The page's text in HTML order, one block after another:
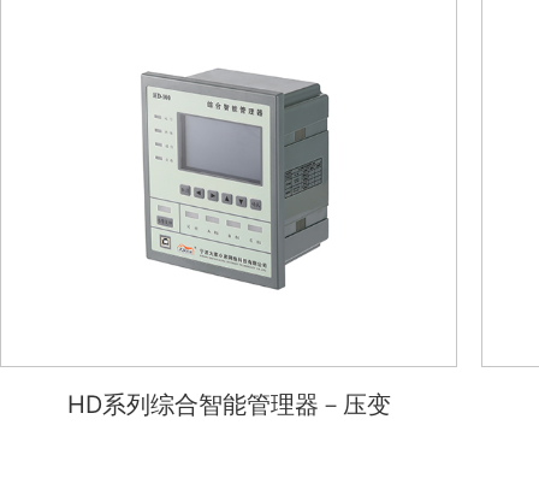
HD系列综合智能管理器－压变